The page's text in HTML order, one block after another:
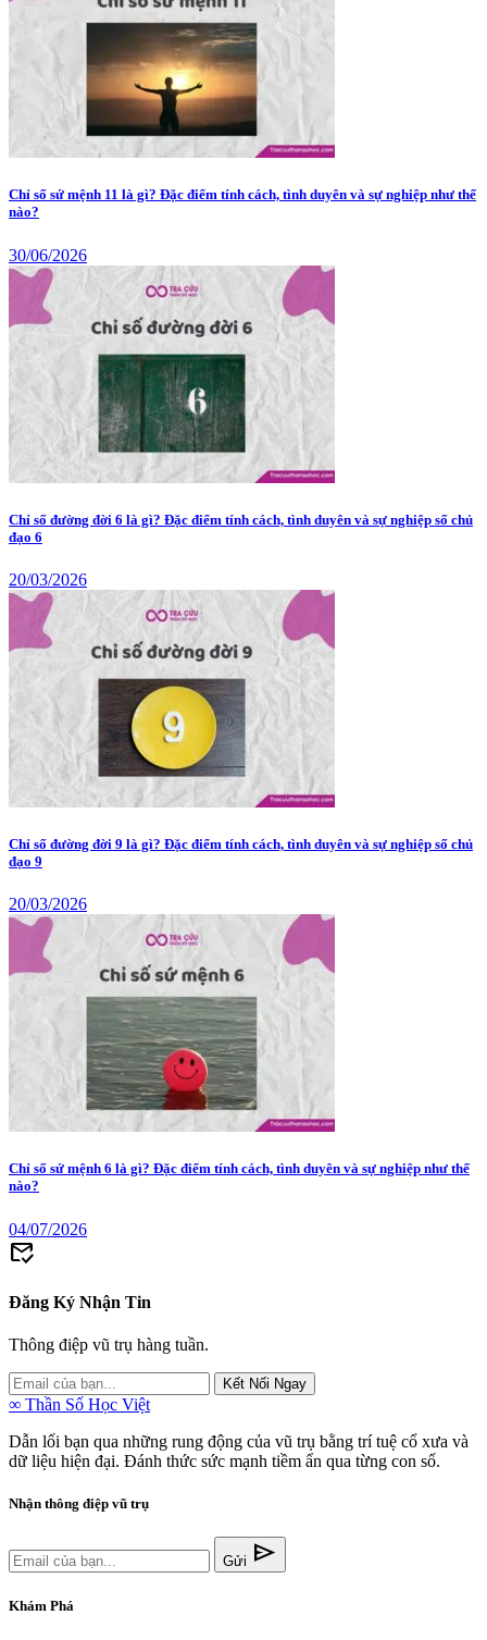
Chỉ số sứ mệnh 11 là gì? Đặc điểm tính cách, tình duyên và sự nghiệp như thế
nào?
30/06/2026
Chỉ số đường đời 6 là gì? Đặc điểm tính cách, tình duyên và sự nghiệp số chủ
đạo 6
20/03/2026
Chỉ số đường đời 9 là gì? Đặc điểm tính cách, tình duyên và sự nghiệp số chủ
đạo 9
20/03/2026
Chỉ số sứ mệnh 6 là gì? Đặc điểm tính cách, tình duyên và sự nghiệp như thế
nào?
04/07/2026
mark_email_read
Đăng Ký Nhận Tin
Thông điệp vũ trụ hàng tuần.
Kết Nối Ngay
∞ Thần Số Học Việt
Dẫn lối bạn qua những rung động của vũ trụ bằng trí tuệ cổ xưa và
dữ liệu hiện đại. Đánh thức sức mạnh tiềm ẩn qua từng con số.
Nhận thông điệp vũ trụ
Gửi send
Khám Phá